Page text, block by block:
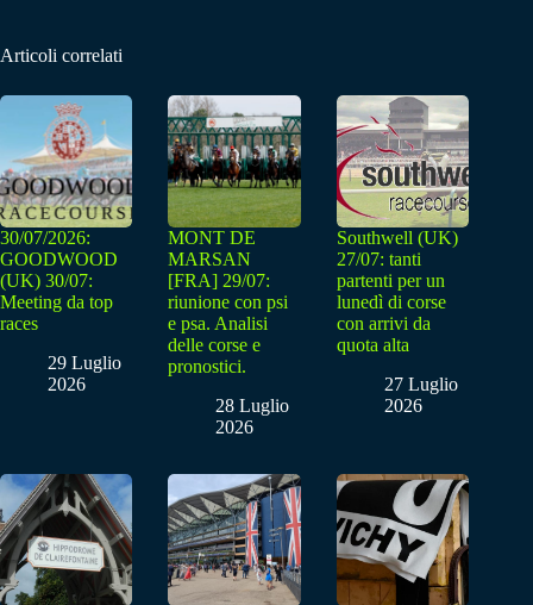
Articoli correlati
30/07/2026:
GOODWOOD
(UK) 30/07:
Meeting da top
races
29 Luglio
2026
MONT DE
MARSAN
[FRA] 29/07:
riunione con psi
e psa. Analisi
delle corse e
pronostici.
28 Luglio
2026
Southwell (UK)
27/07: tanti
partenti per un
lunedì di corse
con arrivi da
quota alta
27 Luglio
2026